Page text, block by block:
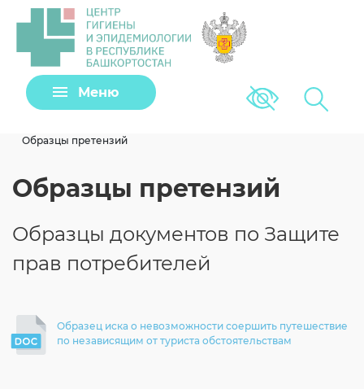
Меню Версия для
Образцы претензий
Образцы претензий
Образцы документов по Защите
прав потребителей
Образец иска о невозможности соершить путешествие
по независящим от туриста обстоятельствам
Задать вопрос
Клещи
Загрузить файл